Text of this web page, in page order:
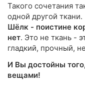
Такого сочетания
одной другой ткани.
Шёлк - поистине
нет. Это не ткань -
гладкий, прочный,
И Вы достойны
вещами!